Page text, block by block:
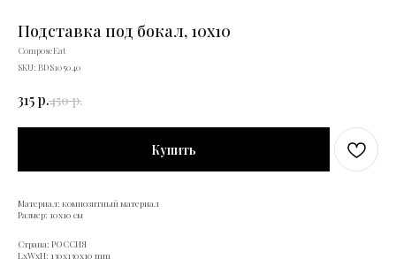
Подставка под бокал, 10х10
ComposeEat
SKU: BDS105040
315р.450 р.
Купить
Материал: композитный материал
Размер: 10х10 см
Страна: РОССИЯ
LxWxH: 130x130x10 mm